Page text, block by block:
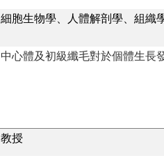
細胞生物學、人體解剖學、組織
中心體及初級纖毛對於個體生長
教授